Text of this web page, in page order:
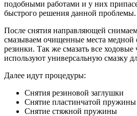
подобными работами и у них
быстрого решения данной проблемы.
После снятия направляющей
смазываем очищенные места медной
резинки. Так же смазать все
используют универсальную смазку
Далее идут процедуры:
Снятия резиновой заглушки
Снятие пластинчатой пружины
Снятие стяжной пружины